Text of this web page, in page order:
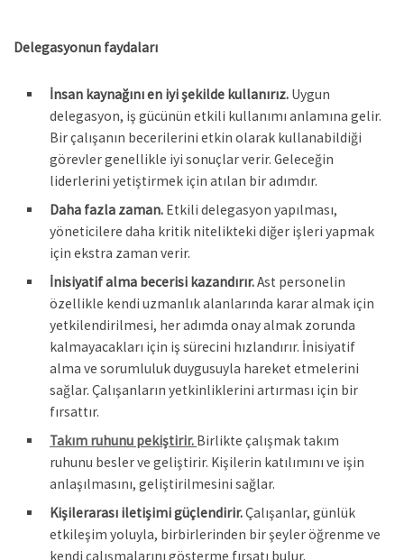
Delegasyonun faydaları
İnsan kaynağını en iyi şekilde kullanırız. Uygun
delegasyon, iş gücünün etkili kullanımı anlamına gelir.
Bir çalışanın becerilerini etkin olarak kullanabildiği
görevler genellikle iyi sonuçlar verir. Geleceğin
liderlerini yetiştirmek için atılan bir adımdır.
Daha fazla zaman. Etkili delegasyon yapılması,
yöneticilere daha kritik nitelikteki diğer işleri yapmak
için ekstra zaman verir.
İnisiyatif alma becerisi kazandırır.Ast personelin
özellikle kendi uzmanlık alanlarında karar almak için
yetkilendirilmesi, her adımda onay almak zorunda
kalmayacakları için iş sürecini hızlandırır. İnisiyatif
alma ve sorumluluk duygusuyla hareket etmelerini
sağlar. Çalışanların yetkinliklerini artırması için bir
fırsattır.
Takım ruhunu pekiştirir. Birlikte çalışmak takım
ruhunu besler ve geliştirir. Kişilerin katılımını ve işin
anlaşılmasını, geliştirilmesini sağlar.
Kişilerarası iletişimi güçlendirir.Çalışanlar, günlük
etkileşim yoluyla, birbirlerinden bir şeyler öğrenme ve
kendi çalışmalarını gösterme fırsatı bulur.